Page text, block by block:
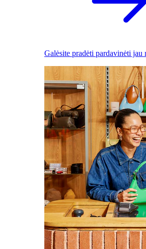
Galėsite pradėti pardavinėti jau